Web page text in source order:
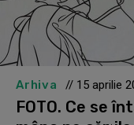
Arhiva // 15 aprilie
FOTO. Ce se